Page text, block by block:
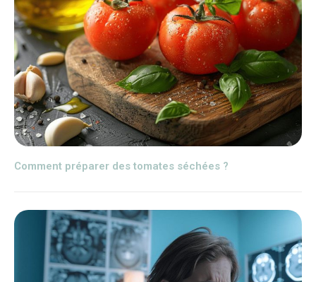
Comment préparer des tomates séchées ?